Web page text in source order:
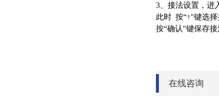
3、接法设置，进
此时 按“↑"键选
按“确认"键保存
在线咨询